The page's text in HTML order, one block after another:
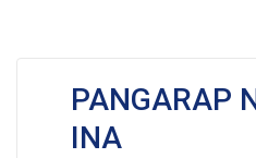
PANGARAP
INA